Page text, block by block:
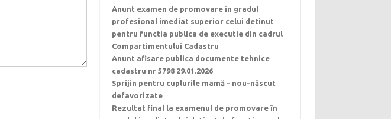
Anunt examen de promovare în gradul
profesional imediat superior celui detinut
pentru functia publica de executie din cadrul
Compartimentului Cadastru
Anunt afisare publica documente tehnice
cadastru nr 5798 29.01.2026
Sprijin pentru cuplurile mamă – nou-născut
defavorizate
Rezultat final la examenul de promovare în